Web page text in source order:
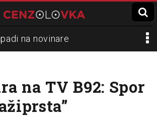
na novinare
Lokalni mediji
Slavko Ćuruvija
na TV B92: Spor